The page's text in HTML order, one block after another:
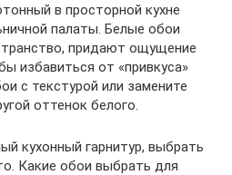
в просторной кухне
палаты. Белые обои
придают ощущение
избавиться от «привкуса»
с текстурой или замените
оттенок белого.
кухонный гарнитур, выбрать
Какие обои выбрать для